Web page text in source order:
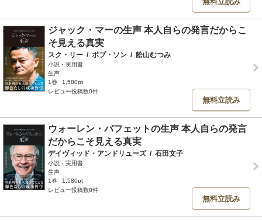
ジャック・マーの生声 本人自らの発言だからこ
そ見える真実
スク・リー / ボブ・ソン / 舩山むつみ
小説・実用書
生声
1巻
1,580pt
レビュー投稿数0件
無料立読み
ウォーレン・バフェットの生声 本人自らの発言
だからこそ見える真実
デイヴィッド・アンドリューズ / 石田文子
小説・実用書
生声
1巻
1,580pt
レビュー投稿数0件
無料立読み